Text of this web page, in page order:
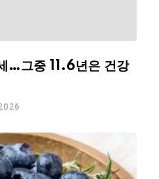
…그중 11.6년은 건강